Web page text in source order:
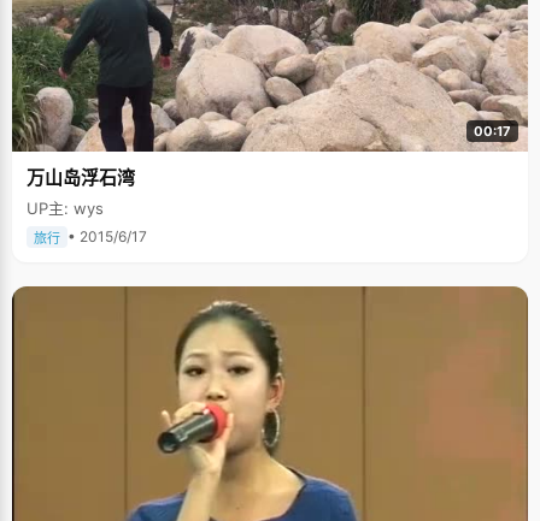
00:17
万山岛浮石湾
UP主: wys
旅行 • 2015/6/17